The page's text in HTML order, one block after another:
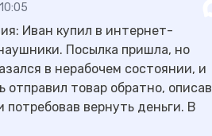
Иван купил в интернет-
Посылка пришла, но
в нерабочем состоянии, и
отправил товар обратно, описав
потребовав вернуть деньги. В